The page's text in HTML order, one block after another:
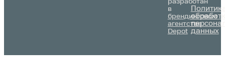
в
брендинговом
агентстве
Depot данных